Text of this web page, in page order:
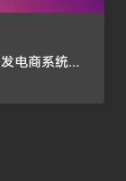
电商系统（T